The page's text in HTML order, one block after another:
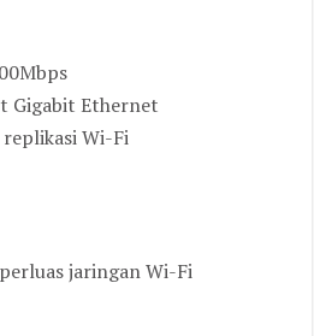
Gigabit Ethernet
Wi-Fi
jaringan Wi-Fi